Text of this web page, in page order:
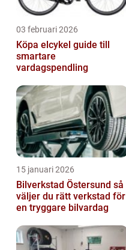
03 februari 2026
Köpa elcykel guide till
smartare
vardagspendling
15 januari 2026
Bilverkstad Östersund så
väljer du rätt verkstad för
en tryggare bilvardag